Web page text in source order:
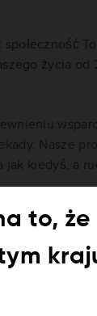
wiele forów
to, że